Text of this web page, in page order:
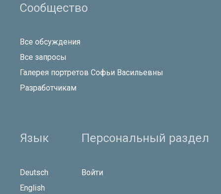
Сообщество
Все обсуждения
Все запросы
Галерея портретов Софьи Васильевны
Разработчикам
Язык
Deutsch
English
Персональный раздел
Войти